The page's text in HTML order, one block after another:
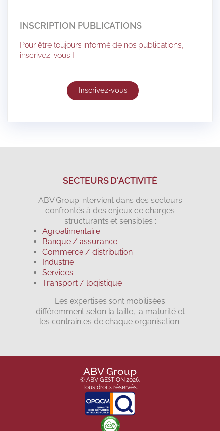
INSCRIPTION PUBLICATIONS
Pour être toujours informé de nos publications,
inscrivez-vous !
Inscrivez-vous
SECTEURS D'ACTIVITÉ
ABV Group intervient dans des secteurs
confrontés à des enjeux de charges
structurants et sensibles :
Agroalimentaire
Banque / assurance
Commerce / distribution
Industrie
Services
Transport / logistique
Les expertises sont mobilisées
différemment selon la taille, la maturité et
les contraintes de chaque organisation.
ABV Group
© ABV GESTION 2026.
Tous droits réservés.